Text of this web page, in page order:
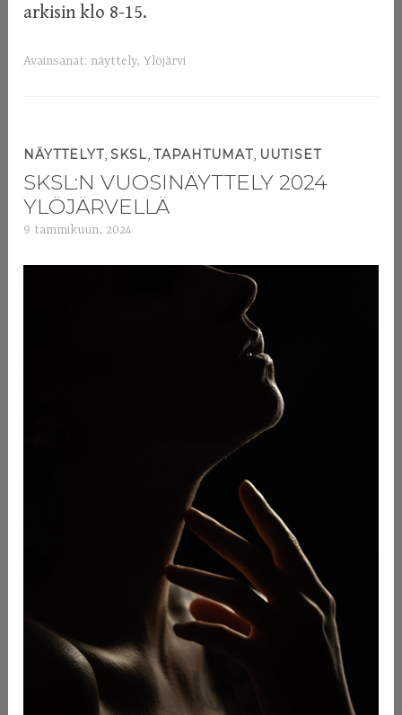
arkisin klo 8-15.
Avainsanat: näyttely,Ylöjärvi
NÄYTTELYT,SKSL,TAPAHTUMAT, UUTISET
SKSL:N VUOSINÄYTTELY 2024
YLÖJÄRVELLÄ
9 tammikuun, 2024